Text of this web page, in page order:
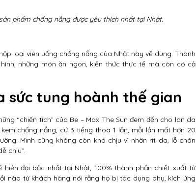
phẩm chống nắng được yêu thích nhất tại Nhật.
loại viên uống chống nắng của Nhật này về dùng. Thành
những món ăn ngon, kiến thức thực tế mà còn có cả
sức tung hoành thế gian
“chiến tích” của Be – Max The Sun đem đến cho làn da
chống nắng, cứ 3 tiếng thoa 1 lần, mỗi lần mất hơn 20
Mình cũng không còn khó chịu vì nhờn rít da, lỗ chân
chịu”.
đại bậc nhất tại Nhật, 100% thành phần chiết xuất từ
nào từ khách hàng nói rằng họ bị tác dụng phụ, kích ứng